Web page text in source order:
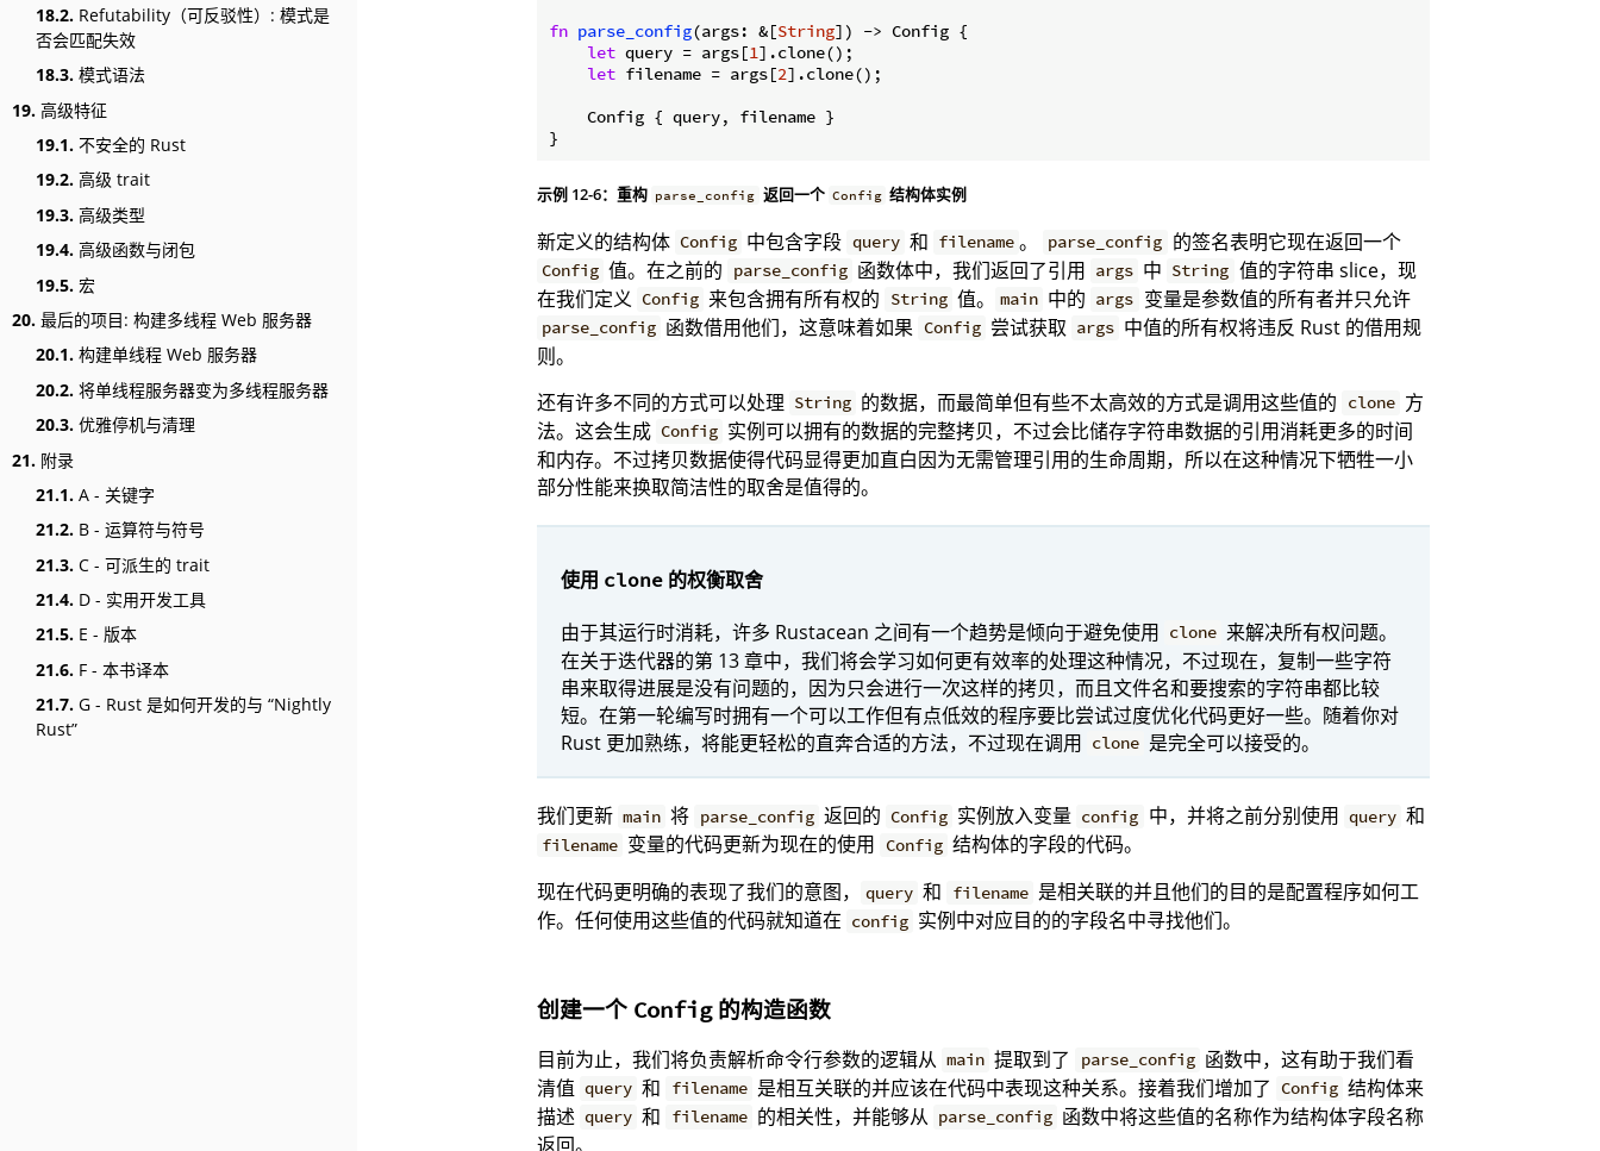
18.2. Refutability（可反驳性）: 模式是
否会匹配失效
18.3. 模式语法
19. 高级特征
19.1. 不安全的 Rust
19.2. 高级 trait
19.3. 高级类型
19.4. 高级函数与闭包
19.5. 宏
20. 最后的项目: 构建多线程 Web 服务器
20.1. 构建单线程 Web 服务器
20.2. 将单线程服务器变为多线程服务器
20.3. 优雅停机与清理
21. 附录
21.1. A - 关键字
21.2. B - 运算符与符号
21.3. C - 可派生的 trait
21.4. D - 实用开发工具
21.5. E - 版本
21.6. F - 本书译本
21.7. G - Rust 是如何开发的与 “Nightly
Rust”
fn parse_config(args: &[String]) -> Config {
let query = args[1].clone();
let filename = args[2].clone();
    Config { query, filename }
}
示例 12-6：重构 parse_config 返回一个 Config 结构体实例
新定义的结构体 Config 中包含字段 query 和 filename 。 parse_config 的签名表明它现在返回一个
Config 值。在之前的 parse_config 函数体中，我们返回了引用 args 中 String 值的字符串 slice，现
在我们定义 Config 来包含拥有所有权的 String 值。 main 中的 args 变量是参数值的所有者并只允许
parse_config 函数借用他们，这意味着如果 Config 尝试获取 args 中值的所有权将违反 Rust 的借用规
则。
还有许多不同的方式可以处理 String 的数据，而最简单但有些不太高效的方式是调用这些值的 clone 方
法。这会生成 Config 实例可以拥有的数据的完整拷贝，不过会比储存字符串数据的引用消耗更多的时间
和内存。不过拷贝数据使得代码显得更加直白因为无需管理引用的生命周期，所以在这种情况下牺牲一小
部分性能来换取简洁性的取舍是值得的。
使用 clone 的权衡取舍
由于其运行时消耗，许多 Rustacean 之间有一个趋势是倾向于避免使用 clone 来解决所有权问题。
在关于迭代器的第 13 章中，我们将会学习如何更有效率的处理这种情况，不过现在，复制一些字符
串来取得进展是没有问题的，因为只会进行一次这样的拷贝，而且文件名和要搜索的字符串都比较
短。在第一轮编写时拥有一个可以工作但有点低效的程序要比尝试过度优化代码更好一些。随着你对
Rust 更加熟练，将能更轻松的直奔合适的方法，不过现在调用 clone 是完全可以接受的。
我们更新 main 将 parse_config 返回的 Config 实例放入变量 config 中，并将之前分别使用 query 和
filename 变量的代码更新为现在的使用 Config 结构体的字段的代码。
现在代码更明确的表现了我们的意图，
query 和 filename 是相关联的并且他们的目的是配置程序如何工
作。任何使用这些值的代码就知道在 config 实例中对应目的的字段名中寻找他们。
创建一个 Config的构造函数
目前为止，我们将负责解析命令行参数的逻辑从 main 提取到了 parse_config 函数中，这有助于我们看
清值 query 和 filename 是相互关联的并应该在代码中表现这种关系。接着我们增加了 Config 结构体来
描述 query 和 filename 的相关性，并能够从 parse_config 函数中将这些值的名称作为结构体字段名称
返回。